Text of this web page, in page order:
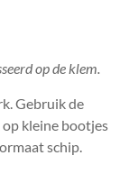
op de klem.
Gebruik de
kleine bootjes
schip.